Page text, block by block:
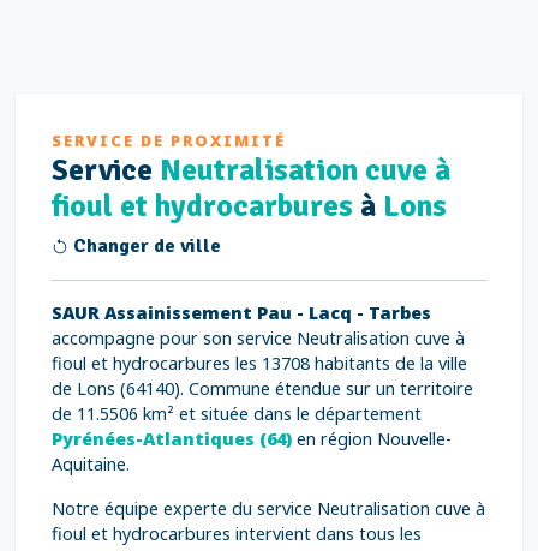
SERVICE DE PROXIMITÉ
Service Neutralisation cuve à
fioul et hydrocarbures à Lons
Changer de ville
SAUR Assainissement Pau - Lacq - Tarbes
accompagne pour son service Neutralisation cuve à
fioul et hydrocarbures les 13708 habitants de la ville
de Lons (64140). Commune étendue sur un territoire
de 11.5506 km² et située dans le département
Pyrénées-Atlantiques (64) en région Nouvelle-
Aquitaine.
Notre équipe experte du service Neutralisation cuve à
fioul et hydrocarbures intervient dans tous les